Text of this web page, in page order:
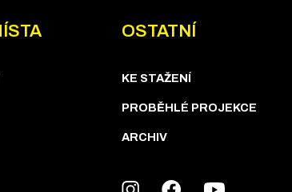
OSTATNÍ
KE STAŽENÍ
PROBĚHLÉ PROJEKCE
ARCHIV